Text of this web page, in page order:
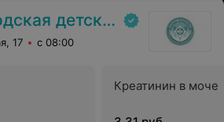
клиническая больница
17 с 08:00
Креатинин в моче